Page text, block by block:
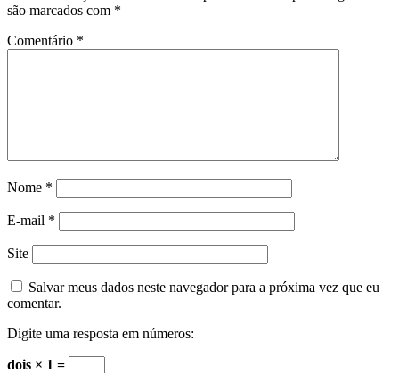
são marcados com *
Comentário *
Nome *
E-mail *
Site
Salvar meus dados neste navegador para a próxima vez que eu
comentar.
Digite uma resposta em números:
dois × 1 =